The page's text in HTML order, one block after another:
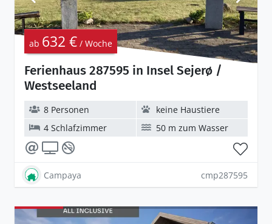
Ferienhaus 287595 in Insel Sejerø /
Westseeland
ab 632 € / Woche
8 Personen
keine Haustiere
4 Schlafzimmer
50 m zum Wasser
Campaya cmp287595